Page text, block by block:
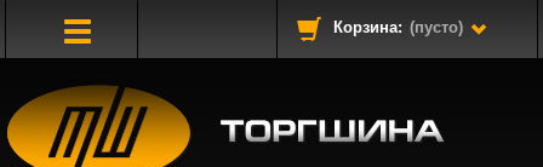
Корзина: (пусто)